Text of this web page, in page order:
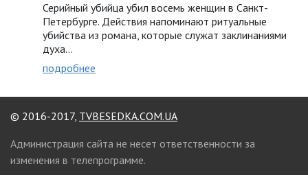
Серийный убийца убил восемь женщин в Санкт-
Петербурге. Действия напоминают ритуальные
убийства из романа, которые служат заклинаниями
духа…
подробнее
© 2016-2017, TVBESEDKA.COM.UA
Администрация сайта не несет ответственности за
изменения в телепрограмме.